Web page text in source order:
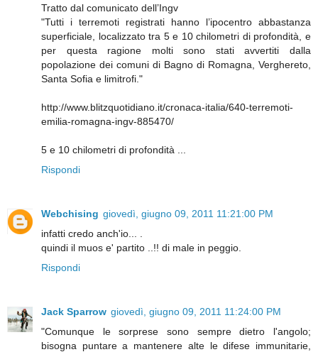
Tratto dal comunicato dell’Ingv
"Tutti i terremoti registrati hanno l’ipocentro abbastanza
superficiale, localizzato tra 5 e 10 chilometri di profondità, e
per questa ragione molti sono stati avvertiti dalla
popolazione dei comuni di Bagno di Romagna, Verghereto,
Santa Sofia e limitrofi."
http://www.blitzquotidiano.it/cronaca-italia/640-terremoti-
emilia-romagna-ingv-885470/
5 e 10 chilometri di profondità ...
Rispondi
Webchising giovedì, giugno 09, 2011 11:21:00 PM
infatti credo anch'io... .
quindi il muos e' partito ..!! di male in peggio.
Rispondi
Jack Sparrow giovedì, giugno 09, 2011 11:24:00 PM
"Comunque le sorprese sono sempre dietro l'angolo;
bisogna puntare a mantenere alte le difese immunitarie,